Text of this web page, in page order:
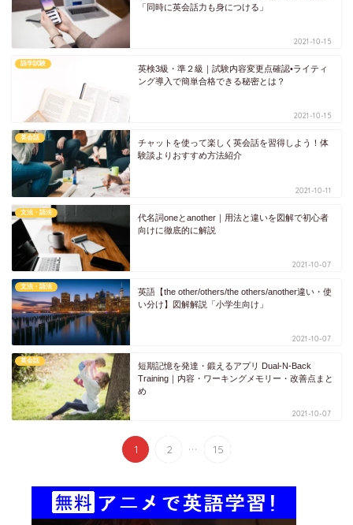
「同時に英会話力も身につける」
2021-10-15
語学試験
英検3級・準２級｜試験内容変更点確認•ライティ
ング導入で簡単合格できる秘密とは？
2021-10-15
英会話
チャットを使って楽しく英会話を習得しよう！体
験談よりおすすめ方法紹介
2021-10-11
文法・語法
代名詞oneとanother｜用法と違いを図解で初心者
向けに徹底的に解説
2021-10-07
文法・語法
英語【the other/others/the others/another違い・使
い分け】図解解説「小学生向け」
2021-10-07
英会話
短期記憶を発達・鍛えるアプリ Dual-N-Back
Training｜内容・ワーキングメモリー・改善点まと
め
2021-10-07
1 2 ... 15